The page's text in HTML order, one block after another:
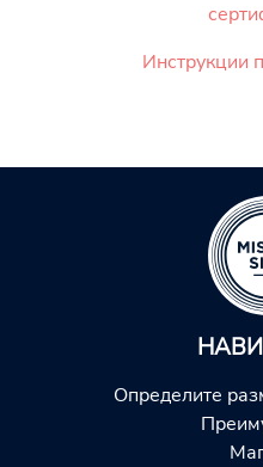
Инструкции
Определите